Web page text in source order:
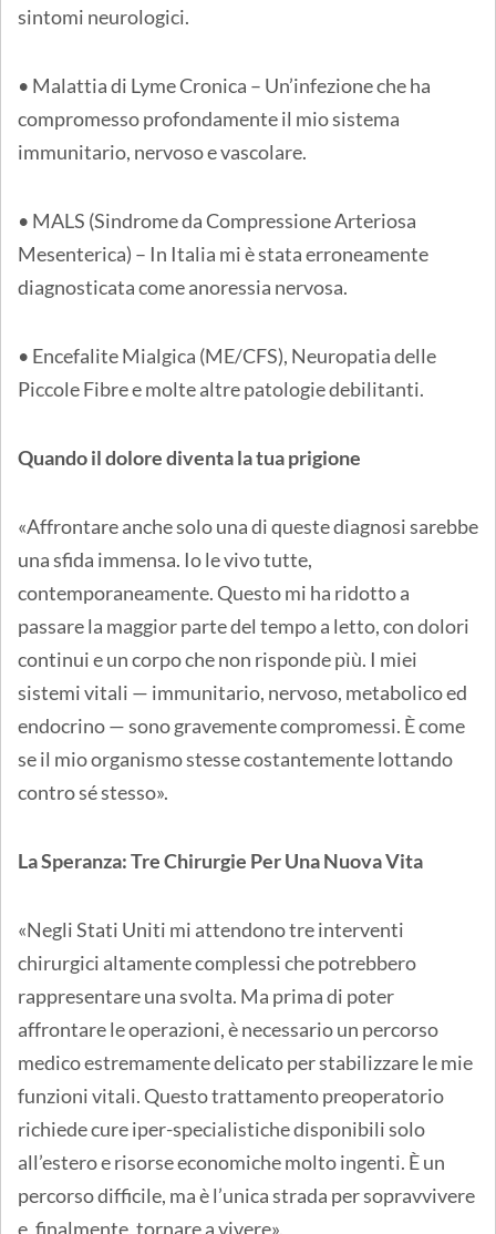
sintomi neurologici.
• Malattia di Lyme Cronica – Un’infezione che ha
compromesso profondamente il mio sistema
immunitario, nervoso e vascolare.
• MALS (Sindrome da Compressione Arteriosa
Mesenterica) – In Italia mi è stata erroneamente
diagnosticata come anoressia nervosa.
• Encefalite Mialgica (ME/CFS), Neuropatia delle
Piccole Fibre e molte altre patologie debilitanti.
Quando il dolore diventa la tua prigione
«Affrontare anche solo una di queste diagnosi sarebbe
una sfida immensa. Io le vivo tutte,
contemporaneamente. Questo mi ha ridotto a
passare la maggior parte del tempo a letto, con dolori
continui e un corpo che non risponde più. I miei
sistemi vitali — immunitario, nervoso, metabolico ed
endocrino — sono gravemente compromessi. È come
se il mio organismo stesse costantemente lottando
contro sé stesso».
La Speranza: Tre Chirurgie Per Una Nuova Vita
«Negli Stati Uniti mi attendono tre interventi
chirurgici altamente complessi che potrebbero
rappresentare una svolta. Ma prima di poter
affrontare le operazioni, è necessario un percorso
medico estremamente delicato per stabilizzare le mie
funzioni vitali. Questo trattamento preoperatorio
richiede cure iper-specialistiche disponibili solo
all’estero e risorse economiche molto ingenti. È un
percorso difficile, ma è l’unica strada per sopravvivere
e, finalmente, tornare a vivere».